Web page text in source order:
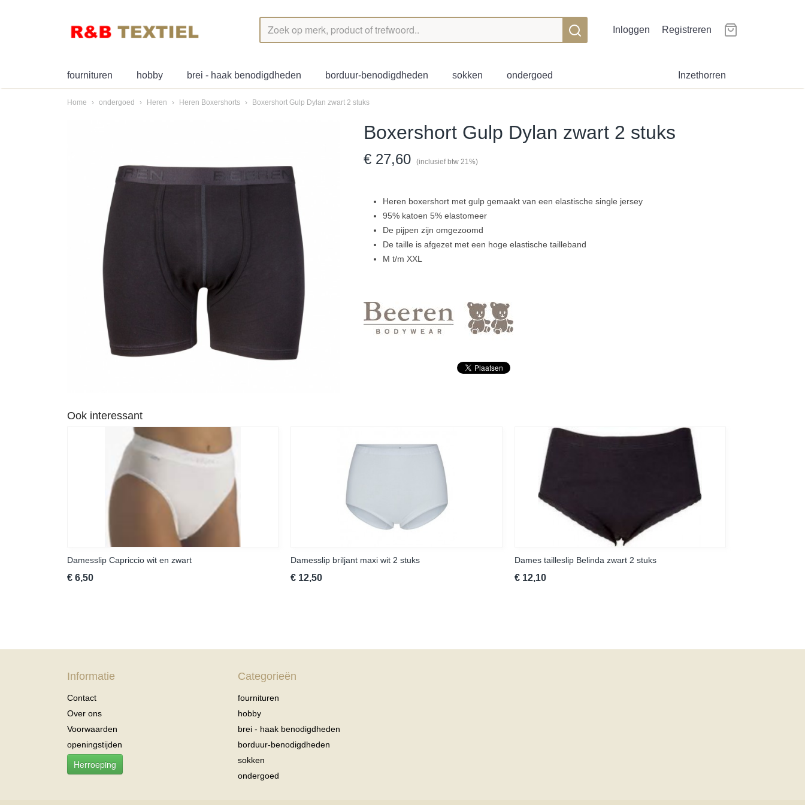
Inloggen Registreren
Inzethorren
fournituren hobby brei - haak benodigdheden borduur-benodigdheden sokken ondergoed
Home › ondergoed › Heren › Heren Boxershorts › Boxershort Gulp Dylan zwart 2 stuks
Boxershort Gulp Dylan zwart 2 stuks
€ 27,60 (inclusief btw 21%)
Heren boxershort met gulp gemaakt van een elastische single jersey
95% katoen 5% elastomeer
De pijpen zijn omgezoomd
De taille is afgezet met een hoge elastische tailleband
M t/m XXL
Ook interessant
Damesslip Capriccio wit en zwart
€ 6,50
Damesslip briljant maxi wit 2 stuks
€ 12,50
Dames tailleslip Belinda zwart 2 stuks
€ 12,10
Informatie
Contact
Over ons
Voorwaarden
openingstijden
Herroeping
Categorieën
fournituren
hobby
brei - haak benodigdheden
borduur-benodigdheden
sokken
ondergoed